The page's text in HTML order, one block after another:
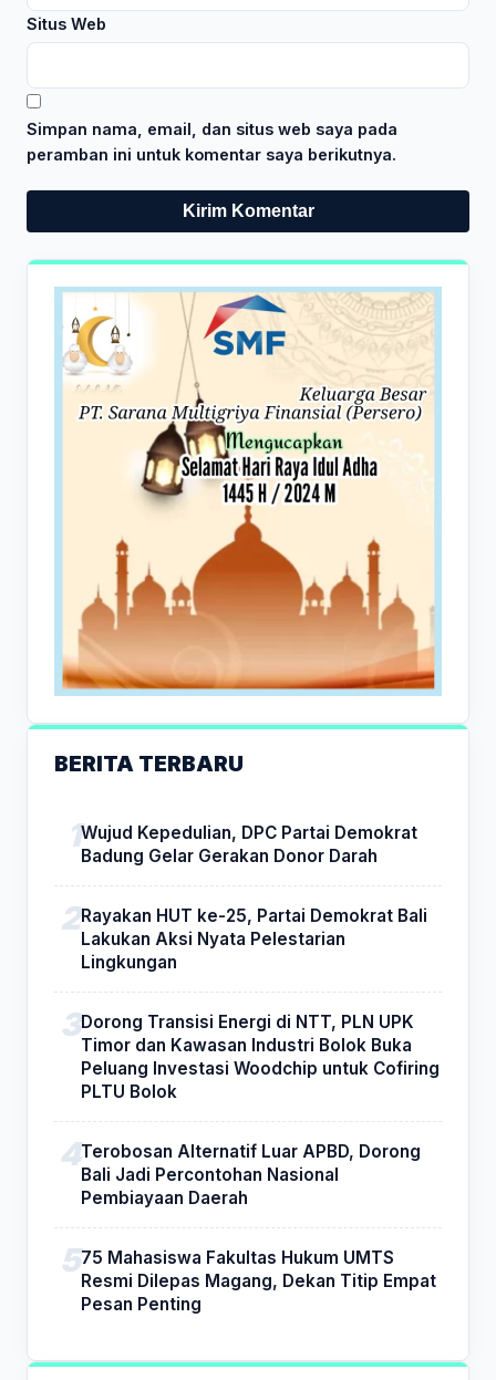
Situs Web
Simpan nama, email, dan situs web saya pada
peramban ini untuk komentar saya berikutnya.
BERITA TERBARU
Wujud Kepedulian, DPC Partai Demokrat
Badung Gelar Gerakan Donor Darah
Rayakan HUT ke-25, Partai Demokrat Bali
Lakukan Aksi Nyata Pelestarian
Lingkungan
Dorong Transisi Energi di NTT, PLN UPK
Timor dan Kawasan Industri Bolok Buka
Peluang Investasi Woodchip untuk Cofiring
PLTU Bolok
Terobosan Alternatif Luar APBD, Dorong
Bali Jadi Percontohan Nasional
Pembiayaan Daerah
75 Mahasiswa Fakultas Hukum UMTS
Resmi Dilepas Magang, Dekan Titip Empat
Pesan Penting